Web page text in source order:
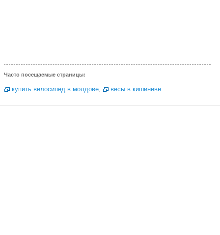
Часто посещаемые страницы:
купить велосипед в молдове, весы в кишиневе